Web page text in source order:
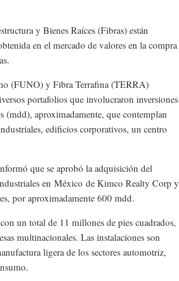
y Bienes Raíces (Fibras) están
en el mercado de valores en la compra
(FUNO) y Fibra Terrafina (TERRA)
portafolios que involucraron inversiones
(mdd), aproximadamente, que contemplan
edificios corporativos, un centro
que se aprobó la adquisición del
en México de Kimco Realty Corp y
por aproximadamente 600 mdd.
un total de 11 millones de pies cuadrados,
multinacionales. Las instalaciones son
ligera de los sectores automotriz,